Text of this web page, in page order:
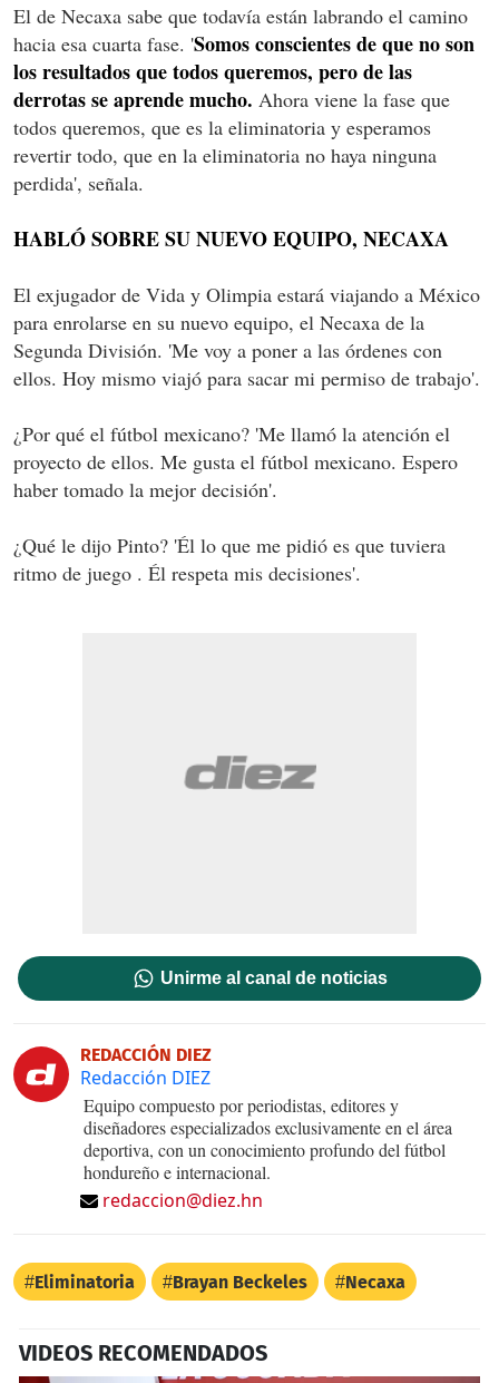
El de Necaxa sabe que todavía están labrando el camino
hacia esa cuarta fase. 'Somos conscientes de que no son
los resultados que todos queremos, pero de las
derrotas se aprende mucho. Ahora viene la fase que
todos queremos, que es la eliminatoria y esperamos
revertir todo, que en la eliminatoria no haya ninguna
perdida', señala.
HABLÓ SOBRE SU NUEVO EQUIPO, NECAXA
El exjugador de Vida y Olimpia estará viajando a México
para enrolarse en su nuevo equipo, el Necaxa de la
Segunda División. 'Me voy a poner a las órdenes con
ellos. Hoy mismo viajó para sacar mi permiso de trabajo'.
¿Por qué el fútbol mexicano? 'Me llamó la atención el
proyecto de ellos. Me gusta el fútbol mexicano. Espero
haber tomado la mejor decisión'.
¿Qué le dijo Pinto? 'Él lo que me pidió es que tuviera
ritmo de juego . Él respeta mis decisiones'.
Unirme al canal de noticias
REDACCIÓN DIEZ
Redacción DIEZ
Equipo compuesto por periodistas, editores y
diseñadores especializados exclusivamente en el área
deportiva, con un conocimiento profundo del fútbol
hondureño e internacional.
redaccion@diez.hn
Eliminatoria Brayan Beckeles Necaxa
VIDEOS RECOMENDADOS